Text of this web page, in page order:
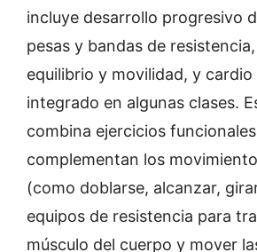
incluye desarrollo progresivo
pesas y bandas de
equilibrio y movilidad, y
integrado en algunas clases.
combina ejercicios
complementan los
(como doblarse, alcanzar,
equipos de resistencia para
músculo del cuerpo y mover